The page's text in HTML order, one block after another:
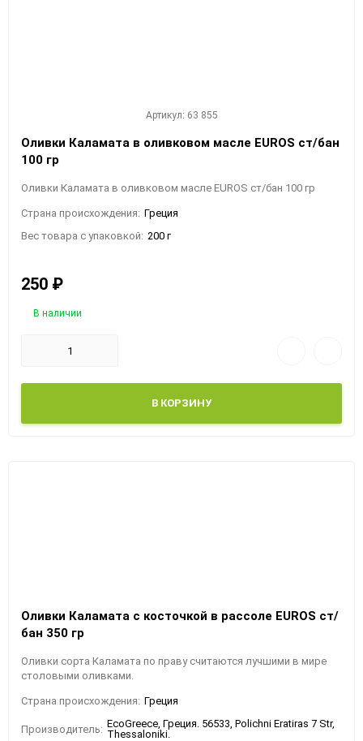
Артикул: 63 855
Оливки Каламата в оливковом масле EUROS ст/бан
100 гр
Оливки Каламата в оливковом масле EUROS ст/бан 100 гр
Страна происхождения: Греция
Вес товара с упаковкой: 200 г
250 ₽
В наличии
В КОРЗИНУ
Оливки Каламата с косточкой в рассоле EUROS ст/
бан 350 гр
Оливки сорта Каламата по праву считаются лучшими в мире
столовыми оливками.
Страна происхождения: Греция
Производитель: EcoGreece, Греция. 56533, Polichni Eratiras 7 Str,
Thessaloniki.